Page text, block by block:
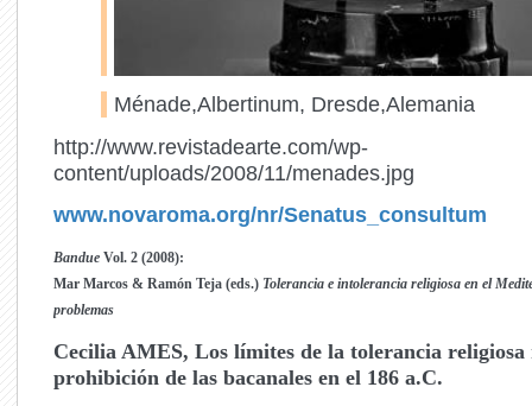
Ménade,Albertinum, Dresde,Alemania
http://www.revistadearte.com/wp-
content/uploads/2008/11/menades.jpg
www.novaroma.org/nr/Senatus_consultum
BandueVol. 2 (2008):
Mar Marcos & Ramón Teja (eds.) Tolerancia e intolerancia religiosa en el
problemas
Cecilia AMES, Los límites de la tolerancia
prohibición de las bacanales en el 186 a.C.